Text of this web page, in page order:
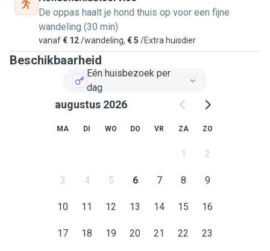
De oppas haalt je hond thuis op voor een fijne
wandeling (30 min)
vanaf€ 12/wandeling, € 5 /Extra huisdier
Beschikbaarheid
Eén huisbezoek per
dag
augustus 2026
MA DI WO DO VR ZA ZO
1 2
3 4 5 6 7 8 9
10 11 12 13 14 15 16
17 18 19 20 21 22 23